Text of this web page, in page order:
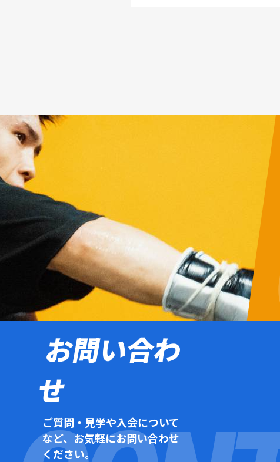
お問い合わ
せ
ご質問・見学や入会について
など、お気軽にお問い合わせ
ください。